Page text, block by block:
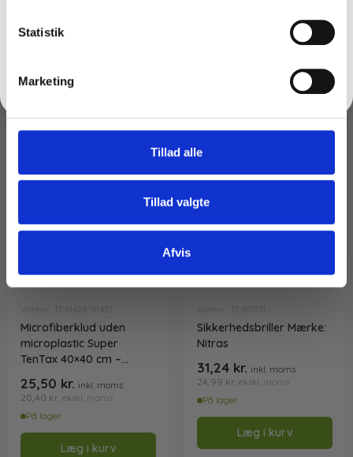
Statistik
Marketing
Tillad alle
Tillad valgte
Afvis
Varenr: TC61424/61433
Microfiberklud uden
microplastic Super
TenTax 40×40 cm –
25,50 kr. inkl. moms
20,40 kr. ekskl. moms
På lager
Læg i kurv
Sikkerhedsbriller Mærke:
Nitras
31,24 kr. inkl. moms
24,99 kr. ekskl. moms
På lager
Læg i kurv